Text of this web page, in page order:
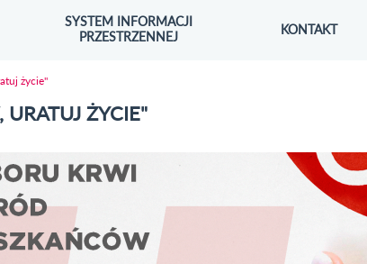
SYSTEM INFORMACJI
PRZESTRZENNEJ
OTWORZY SIĘ W NOWYM OKNIE KONTAKT
życie"
ŻYCIE"